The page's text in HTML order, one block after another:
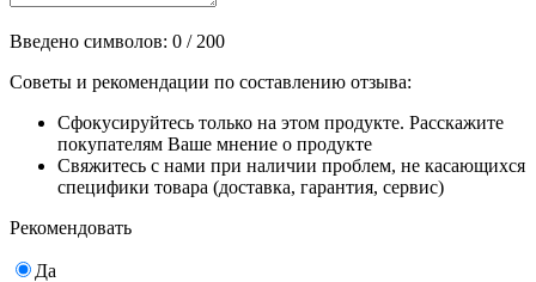
Введено символов: 0 / 200
Советы и рекомендации по составлению отзыва:
Сфокусируйтесь только на этом продукте. Расскажите
покупателям Ваше мнение о продукте
Свяжитесь с нами при наличии проблем, не касающихся
специфики товара (доставка, гарантия, сервис)
Рекомендовать
Да